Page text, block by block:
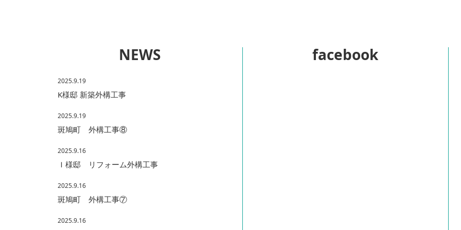
NEWS
2025.9.19
K様邸 新築外構工事
2025.9.19
斑鳩町 外構工事⑧
2025.9.16
Ｉ様邸 リフォーム外構工事
2025.9.16
斑鳩町 外構工事⑦
2025.9.16
facebook